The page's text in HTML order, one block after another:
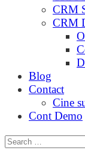
CRM
CRM
Blog
Contact
Cine
Cont Demo